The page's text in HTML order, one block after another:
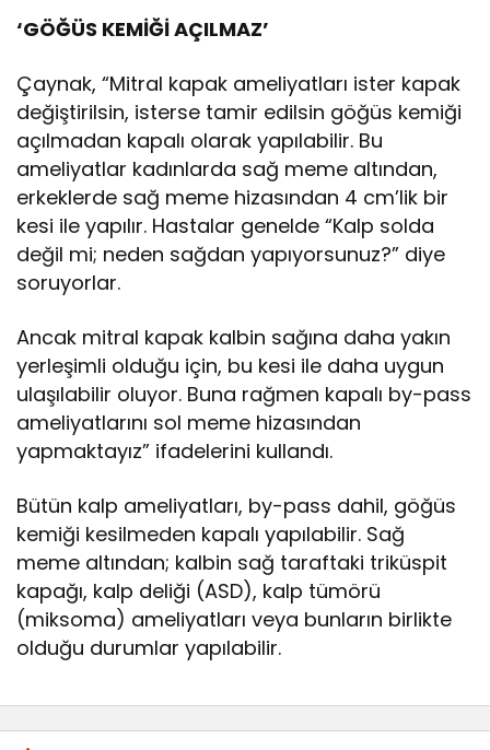
‘GÖĞÜS KEMİĞİ AÇILMAZ’
Çaynak, “Mitral kapak ameliyatları ister kapak
değiştirilsin, isterse tamir edilsin göğüs kemiği
açılmadan kapalı olarak yapılabilir. Bu
ameliyatlar kadınlarda sağ meme altından,
erkeklerde sağ meme hizasından 4 cm’lik bir
kesi ile yapılır. Hastalar genelde “Kalp solda
değil mi; neden sağdan yapıyorsunuz?” diye
soruyorlar.
Ancak mitral kapak kalbin sağına daha yakın
yerleşimli olduğu için, bu kesi ile daha uygun
ulaşılabilir oluyor. Buna rağmen kapalı by-pass
ameliyatlarını sol meme hizasından
yapmaktayız” ifadelerini kullandı.
Bütün kalp ameliyatları, by-pass dahil, göğüs
kemiği kesilmeden kapalı yapılabilir. Sağ
meme altından; kalbin sağ taraftaki triküspit
kapağı, kalp deliği (ASD), kalp tümörü
(miksoma) ameliyatları veya bunların birlikte
olduğu durumlar yapılabilir.